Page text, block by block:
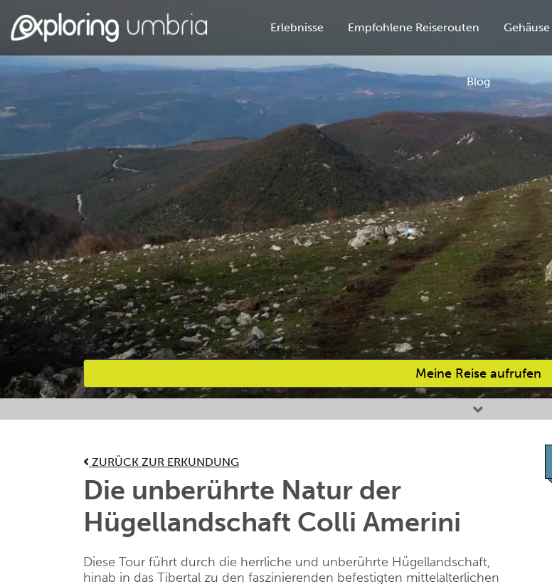
Erlebnisse Empfohlene Reiserouten Gehäuse
Blog
Meine Reise aufrufen
Bevorzugte Aktivitäten
ZURÜCK ZUR ERKUNDUNG
Die unberührte Natur der
Hügellandschaft Colli Amerini
Diese Tour führt durch die herrliche und unberührte Hügellandschaft,
hinab in das Tibertal zu den faszinierenden befestigten mittelalterlichen